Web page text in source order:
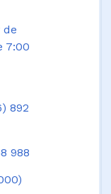
de
7:00
892
988